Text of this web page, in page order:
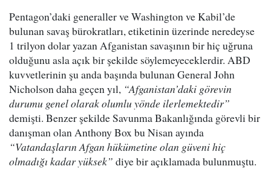
Pentagon’daki generaller ve Washington ve Kabil’de
bulunan savaş bürokratları, etiketinin üzerinde neredeyse
1 trilyon dolar yazan Afganistan savaşının bir hiç uğruna
olduğunu asla açık bir şekilde söylemeyeceklerdir. ABD
kuvvetlerinin şu anda başında bulunan General John
Nicholson daha geçen yıl, “Afganistan’daki görevin
durumu genel olarak olumlu yönde ilerlemektedir”
demişti. Benzer şekilde Savunma Bakanlığında görevli bir
danışman olan Anthony Box bu Nisan ayında
“Vatandaşların Afgan hükümetine olan güveni hiç
olmadığı kadar yüksek” diye bir açıklamada bulunmuştu.